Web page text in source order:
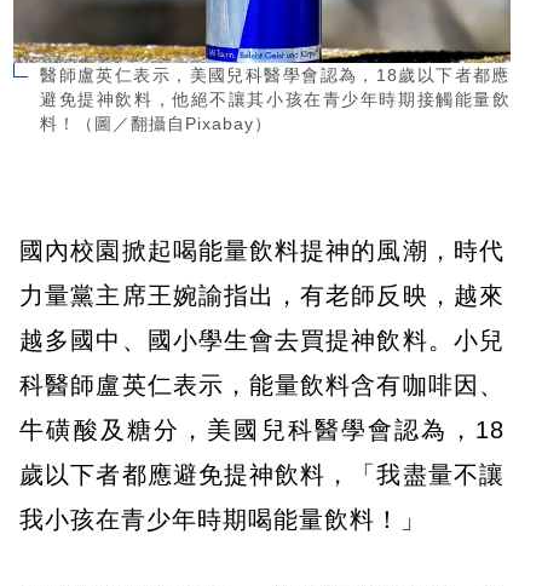
醫師盧英仁表示，美國兒科醫學會認為，18歲以下者都應
避免提神飲料，他絕不讓其小孩在青少年時期接觸能量飲
料！（圖／翻攝自Pixabay）
國內校園掀起喝能量飲料提神的風潮，時代
力量黨主席王婉諭指出，有老師反映，越來
越多國中、國小學生會去買提神飲料。小兒
科醫師盧英仁表示，能量飲料含有咖啡因、
牛磺酸及糖分，美國兒科醫學會認為，18
歲以下者都應避免提神飲料，「我盡量不讓
我小孩在青少年時期喝能量飲料！」